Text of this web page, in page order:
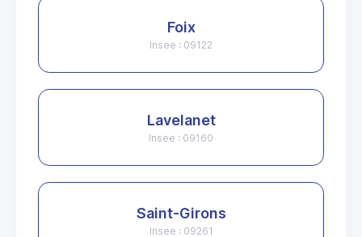
Foix
Insee : 09122
Lavelanet
Insee : 09160
Saint-Girons
Insee : 09261